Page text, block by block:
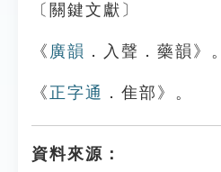
〔關鍵文獻〕
《 廣韻 ．入聲．藥韻》。
《 正字通 ．隹部》。
資料來源：